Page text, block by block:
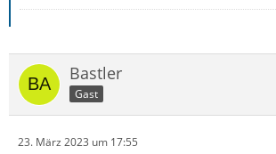
Bastler
Gast
23. März 2023 um 17:55